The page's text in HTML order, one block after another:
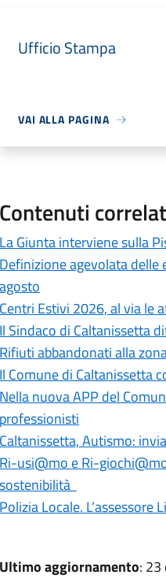
Ufficio Stampa
VAI ALLA PAGINA
Contenuti
La Giunta interviene sulla
Definizione agevolata
agosto
Centri Estivi 2026, al via le
Il Sindaco di Caltanissetta
Rifiuti abbandonati alla
Il Comune di Caltanissetta
Nella nuova APP del
professionisti
Caltanissetta, Autismo:
Ri-usi@mo e Ri-
sostenibilità
Polizia Locale.
Ultimo aggiornamento: